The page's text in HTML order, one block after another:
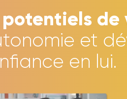
plus quoi faire !
potentiels
et
en lui.